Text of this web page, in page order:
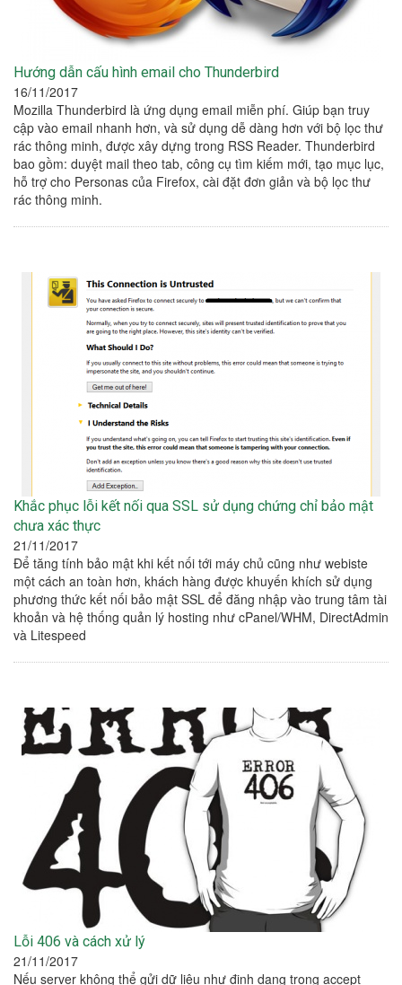
Hướng dẫn cấu hình email cho Thunderbird
16/11/2017
Mozilla Thunderbird là ứng dụng email miễn phí. Giúp bạn truy
cập vào email nhanh hơn, và sử dụng dễ dàng hơn với bộ lọc thư
rác thông minh, được xây dựng trong RSS Reader. Thunderbird
bao gồm: duyệt mail theo tab, công cụ tìm kiếm mới, tạo mục lục,
hỗ trợ cho Personas của Firefox, cài đặt đơn giản và bộ lọc thư
rác thông minh.
Khắc phục lỗi kết nối qua SSL sử dụng chứng chỉ bảo mật
chưa xác thực
21/11/2017
Để tăng tính bảo mật khi kết nối tới máy chủ cũng như webiste
một cách an toàn hơn, khách hàng được khuyến khích sử dụng
phương thức kết nối bảo mật SSL để đăng nhập vào trung tâm tài
khoản và hệ thống quản lý hosting như cPanel/WHM, DirectAdmin
và Litespeed
Lỗi 406 và cách xử lý
21/11/2017
Nếu server không thể gửi dữ liệu như định dạng trong accept